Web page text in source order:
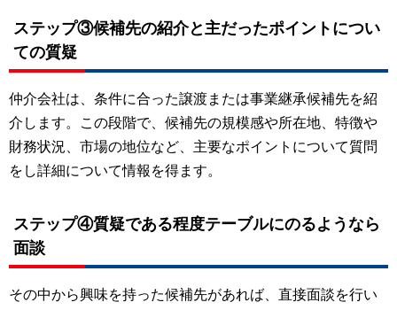
ステップ③候補先の紹介と主だったポイントについ
ての質疑
仲介会社は、条件に合った譲渡または事業継承候補先を紹
介します。この段階で、候補先の規模感や所在地、特徴や
財務状況、市場の地位など、主要なポイントについて質問
をし詳細について情報を得ます。
ステップ④質疑である程度テーブルにのるようなら
面談
その中から興味を持った候補先があれば、直接面談を行い